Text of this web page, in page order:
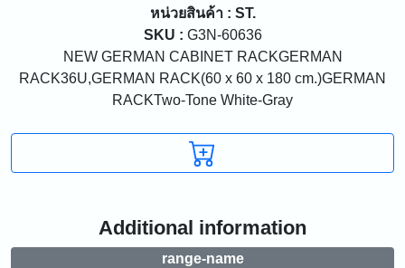
หน่วยสินค้า : ST.
SKU : G3N-60636
NEW GERMAN CABINET RACKGERMAN
RACK36U,GERMAN RACK(60 x 60 x 180 cm.)GERMAN
RACKTwo-Tone White-Gray
Additional information
range-name